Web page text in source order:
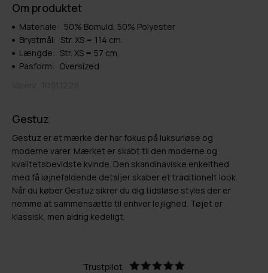
Om produktet
Materiale: 50% Bomuld, 50% Polyester
Brystmål: Str. XS = 114 cm.
Længde: Str. XS = 57 cm.
Pasform: Oversized
Gestuz
Gestuz er et mærke der har fokus på luksuriøse og
moderne varer. Mærket er skabt til den moderne og
kvalitetsbevidste kvinde. Den skandinaviske enkelthed
med få iøjnefaldende detaljer skaber et traditionelt look.
Når du køber Gestuz sikrer du dig tidsløse styles der er
nemme at sammensætte til enhver lejlighed. Tøjet er
klassisk, men aldrig kedeligt.
Trustpilot